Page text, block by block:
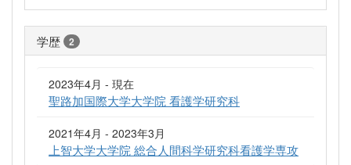
学歴 2
2023年4月 - 現在
聖路加国際大学大学院 看護学研究科
2021年4月 - 2023年3月
上智大学大学院 総合人間科学研究科看護学専攻